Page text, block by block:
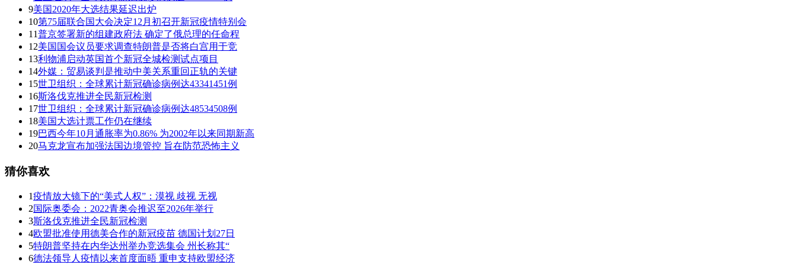
9美国2020年大选结果延迟出炉
10第75届联合国大会决定12月初召开新冠疫情特别会
11普京签署新的组建政府法 确定了俄总理的任命程
12美国国会议员要求调查特朗普是否将白宫用于竞
13利物浦启动英国首个新冠全城检测试点项目
14外媒：贸易谈判是推动中美关系重回正轨的关键
15世卫组织：全球累计新冠确诊病例达43341451例
16斯洛伐克推进全民新冠检测
17世卫组织：全球累计新冠确诊病例达48534508例
18美国大选计票工作仍在继续
19巴西今年10月通胀率为0.86% 为2002年以来同期新高
20马克龙宣布加强法国边境管控 旨在防范恐怖主义
猜你喜欢
1疫情放大镜下的“美式人权”：漠视 歧视 无视
2国际奥委会：2022青奥会推迟至2026年举行
3斯洛伐克推进全民新冠检测
4欧盟批准使用德美合作的新冠疫苗 德国计划27日
5特朗普坚持在内华达州举办竞选集会 州长称其“
6德法领导人疫情以来首度面晤 重申支持欧盟经济